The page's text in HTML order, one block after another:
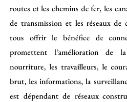
routes et les chemins de fer, les
de transmission et les réseaux de
tous offrir le bénéfice de
promettent l’amélioration de
nourriture, les travailleurs, le
brut, les informations, la
est dépendant de réseaux